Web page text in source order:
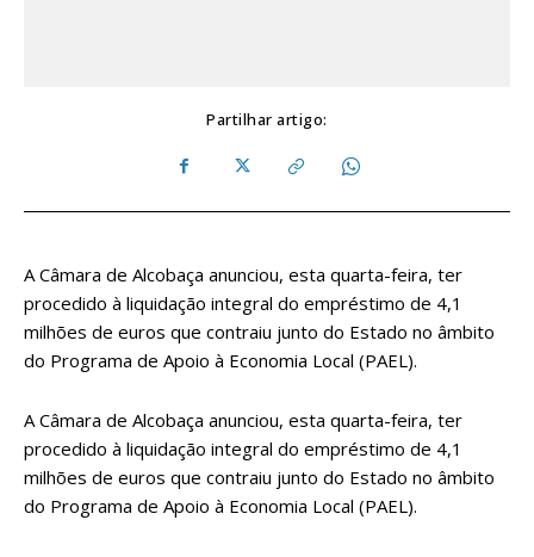
Partilhar artigo:
A Câmara de Alcobaça anunciou, esta quarta-feira, ter
procedido à liquidação integral do empréstimo de 4,1
milhões de euros que contraiu junto do Estado no âmbito
do Programa de Apoio à Economia Local (PAEL).
A Câmara de Alcobaça anunciou, esta quarta-feira, ter
procedido à liquidação integral do empréstimo de 4,1
milhões de euros que contraiu junto do Estado no âmbito
do Programa de Apoio à Economia Local (PAEL).